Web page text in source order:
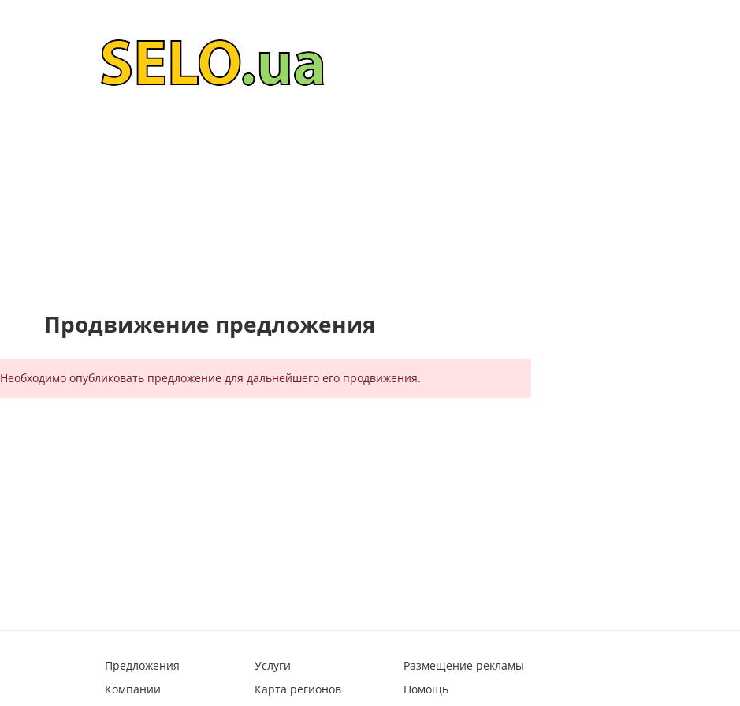
Продвижение предложения
Необходимо опубликовать предложение для дальнейшего его продвижения.
Предложения
Компании
Услуги
Карта регионов
Размещение рекламы
Помощь